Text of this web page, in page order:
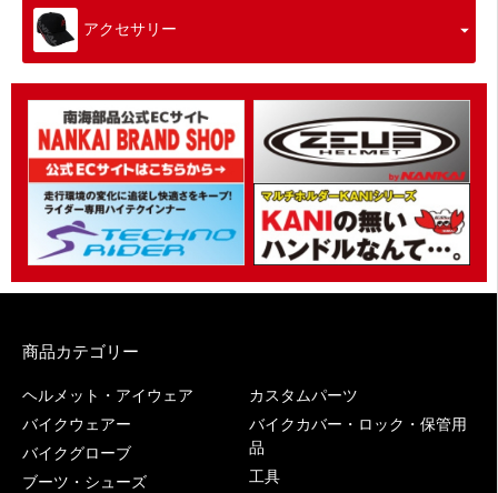
アクセサリー
商品カテゴリー
ヘルメット・アイウェア
バイクウェアー
バイクグローブ
ブーツ・シューズ
カスタムパーツ
バイクカバー・ロック・保管用
品
工具